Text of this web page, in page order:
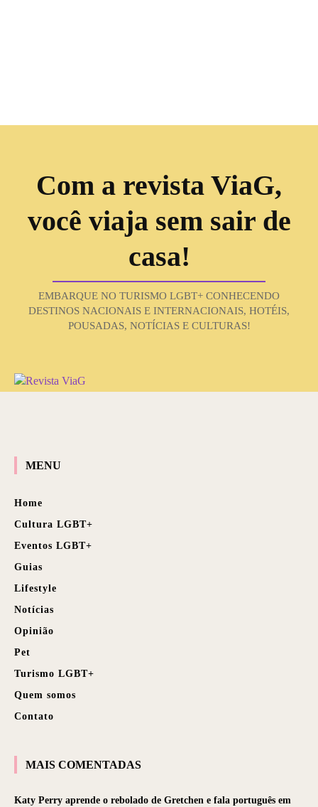
Com a revista ViaG,
você viaja sem sair de
casa!
EMBARQUE NO TURISMO LGBT+ CONHECENDO
DESTINOS NACIONAIS E INTERNACIONAIS, HOTÉIS,
POUSADAS, NOTÍCIAS E CULTURAS!
MENU
Home
Cultura LGBT+
Eventos LGBT+
Guias
Lifestyle
Notícias
Opinião
Pet
Turismo LGBT+
Quem somos
Contato
MAIS COMENTADAS
Katy Perry aprende o rebolado de Gretchen e fala português em